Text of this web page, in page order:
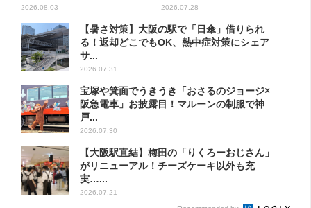
に...
2026.08.03
歩...
2026.07.28
【暑さ対策】大阪の駅で「日傘」借りられ
る！返却どこでもOK、熱中症対策にシェア
サ...
2026.07.31
宝塚や箕面でうきうき「おさるのジョージ×
阪急電車」お披露目！マルーンの制服で神
戸...
2026.07.30
【大阪駅直結】梅田の「りくろーおじさん」
がリニューアル！チーズケーキ以外も充
実…...
2026.07.21